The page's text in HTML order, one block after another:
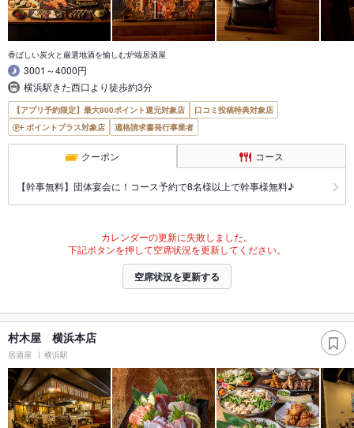
香ばしい炭火と厳選地酒を愉しむ炉端居酒屋
3001～4000円
横浜駅きた西口より徒歩約3分
【アプリ予約限定】最大800ポイント還元対象店
口コミ投稿特典対象店
ポイントプラス対象店
適格請求書発行事業者
クーポン コース
【幹事無料】団体宴会に！コース予約で8名様以上で幹事様無料♪
カレンダーの更新に失敗しました。
下記ボタンを押して空席状況を更新してください。
空席状況を更新する
村木屋 横浜本店
居酒屋 横浜駅